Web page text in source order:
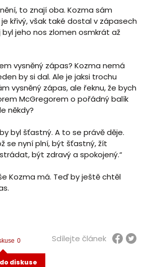
to znají oba. Kozma sám
křivý, však také dostal v zápasech
byl jeho nos zlomen osmkrát až
vysněný zápas? Kozma nemá
by si dal. Ale je jaksi trochu
vysněný zápas, ale řeknu, že bych
McGregorem o pořádný balík
někdy?
byl šťastný. A to se právě děje.
se nyní plní, být šťastný, žít
být zdravý a spokojený.“
Kozma má. Teď by ještě chtěl
0
diskuse
Sdílejte článek